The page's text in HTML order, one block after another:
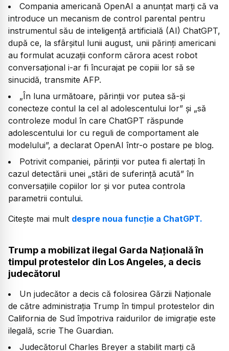
Compania americană OpenAI a anunțat marți că va
introduce un mecanism de control parental pentru
instrumentul său de inteligență artificială (AI) ChatGPT,
după ce, la sfârșitul lunii august, unii părinți americani
au formulat acuzații conform cărora acest robot
conversațional i-ar fi încurajat pe copiii lor să se
sinucidă, transmite AFP.
„În luna următoare, părinții vor putea să-și
conecteze contul la cel al adolescentului lor” și „să
controleze modul în care ChatGPT răspunde
adolescentului lor cu reguli de comportament ale
modelului”, a declarat OpenAI într-o postare pe blog.
Potrivit companiei, părinții vor putea fi alertați în
cazul detectării unei „stări de suferință acută” în
conversațiile copiilor lor și vor putea controla
parametrii contului.
Citește mai mult despre noua funcție a ChatGPT.
Trump a mobilizat ilegal Garda Națională în
timpul protestelor din Los Angeles, a decis
judecătorul
Un judecător a decis că folosirea Gărzii Naționale
de către administrația Trump în timpul protestelor din
California de Sud împotriva raidurilor de imigrație este
ilegală, scrie The Guardian.
Judecătorul Charles Breyer a stabilit marți că